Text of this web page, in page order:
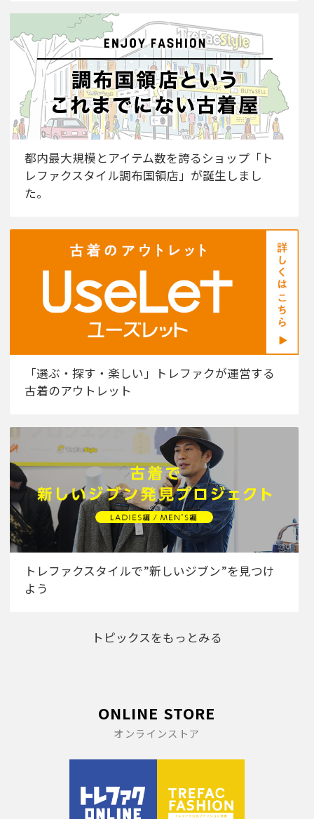
都内最大規模とアイテム数を誇るショップ「ト
レファクスタイル調布国領店」が誕生しまし
た。
「選ぶ・探す・楽しい」トレファクが運営する
古着のアウトレット
トレファクスタイルで”新しいジブン”を見つけ
よう
トピックスをもっとみる
ONLINE STORE
オンラインストア